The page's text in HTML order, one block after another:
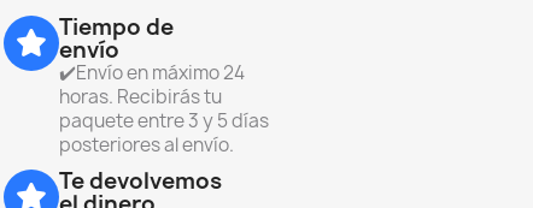
Tiempo de
envío
✔️Envío en máximo 24
horas. Recibirás tu
paquete entre 3 y 5 días
posteriores al envío.
Te devolvemos